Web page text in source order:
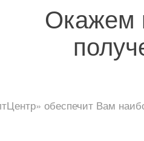
Окажем
обеспечит Вам